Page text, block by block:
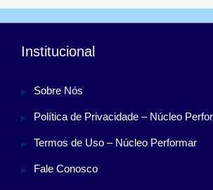
Institucional
Sobre Nós
Política de Privacidade – Núcleo
Termos de Uso – Núcleo Performar
Fale Conosco